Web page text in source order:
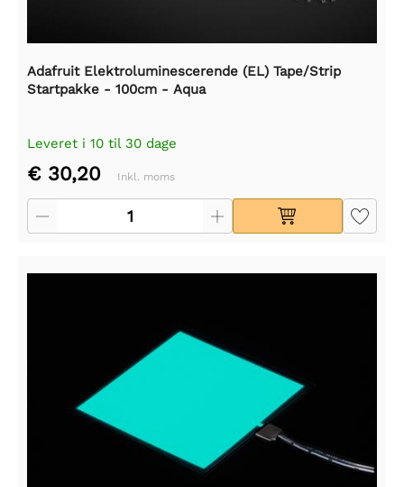
Adafruit Elektroluminescerende (EL) Tape/Strip
Startpakke - 100cm - Aqua
Leveret i 10 til 30 dage
€ 30,20 Inkl. moms